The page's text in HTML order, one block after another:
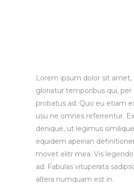
Lorem ipsum dolor sit amet,
gloriatur temporibus qui,
probatus ad. Quo eu etiam
usu ne omnes referrentur.
denique, ut legimus
equidem apeirian
movet elitr mea. Vis
ad. Fabulas vituperata
altera numquam est in.